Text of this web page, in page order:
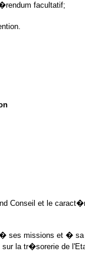
facultatif;
Conseil et le
ses missions et � sa
la tr�sorerie de